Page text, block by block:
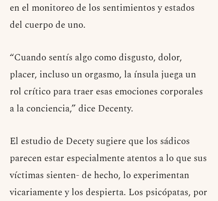
en el monitoreo de los sentimientos y estados
del cuerpo de uno.
“Cuando sentís algo como disgusto, dolor,
placer, incluso un orgasmo, la ínsula juega un
rol crítico para traer esas emociones corporales
a la conciencia,” dice Decenty.
El estudio de Decety sugiere que los sádicos
parecen estar especialmente atentos a lo que sus
víctimas sienten- de hecho, lo experimentan
vicariamente y los despierta. Los psicópatas, por